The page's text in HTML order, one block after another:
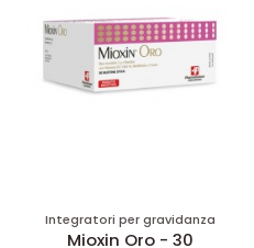
Integratori per gravidanza
Mioxin Oro - 30